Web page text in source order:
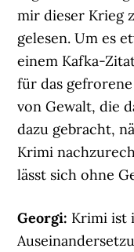
mir dieser Krieg
gelesen. Um es
einem Kafka-
für das
von Gewalt, die
dazu gebracht,
Krimi
lässt sich ohne
Georgi: Krimi ist